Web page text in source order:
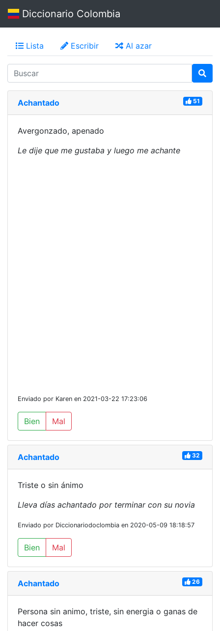
Diccionario Colombia
Lista Escribir Al azar
Achantado 51
Avergonzado, apenado
Le dije que me gustaba y luego me achante
Enviado por Karen en 2021-03-22 17:23:06
Bien Mal
Achantado 32
Triste o sin ánimo
Lleva días achantado por terminar con su novia
Enviado por Diccionariodoclombia en 2020-05-09 18:18:57
Bien Mal
Achantado 26
Persona sin animo, triste, sin energia o ganas de
hacer cosas